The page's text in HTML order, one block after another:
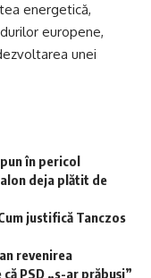
energetică,
europene,
unei
în pericol
deja plătit de
justifică Tanczos
revenirea
PSD „s-ar prăbuși”